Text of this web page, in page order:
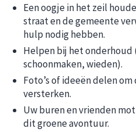
Een oogje in het zeil
straat en de gemeente
hulp nodig hebben.
Helpen bij het onderhoud
schoonmaken, wieden).
Foto’s of ideeën delen
versterken.
Uw buren en vrienden
dit groene avontuur.